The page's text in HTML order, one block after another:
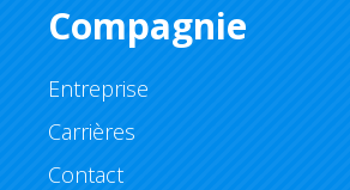
Compagnie
Entreprise
Carrières
Contact